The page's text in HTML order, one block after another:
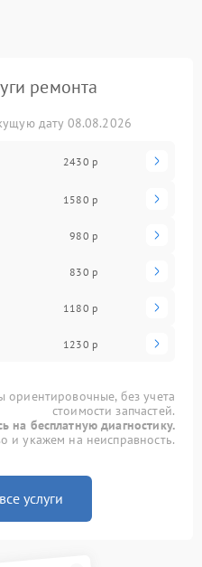
ремонта
дату 08.08.2026
2430 р
1580 р
980 р
830 р
1180 р
1230 р
ориентировочные, без учета
стоимости запчастей.
на бесплатную диагностику.
и укажем на неисправность.
услуги